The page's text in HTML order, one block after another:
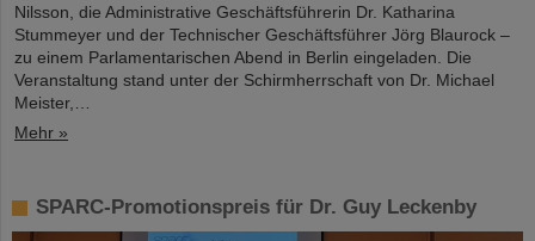
Nilsson, die Administrative Geschäftsführerin Dr. Katharina
Stummeyer und der Technischer Geschäftsführer Jörg Blaurock –
zu einem Parlamentarischen Abend in Berlin eingeladen. Die
Veranstaltung stand unter der Schirmherrschaft von Dr. Michael
Meister,…
Mehr »
SPARC-Promotionspreis für Dr. Guy Leckenby